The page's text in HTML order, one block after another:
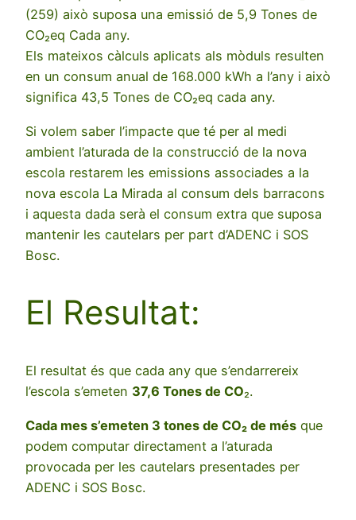
(259) això suposa una emissió de 5,9 Tones de
CO₂eq Cada any.
Els mateixos càlculs aplicats als mòduls resulten
en un consum anual de 168.000 kWh a l’any i això
significa 43,5 Tones de CO₂eq cada any.
Si volem saber l’impacte que té per al medi
ambient l’aturada de la construcció de la nova
escola restarem les emissions associades a la
nova escola La Mirada al consum dels barracons
i aquesta dada serà el consum extra que suposa
mantenir les cautelars per part d’ADENC i SOS
Bosc.
El Resultat:
El resultat és que cada any que s’endarrereix
l’escola s’emeten 37,6 Tones de CO₂.
Cada mes s’emeten 3 tones de CO₂ de més que
podem computar directament a l’aturada
provocada per les cautelars presentades per
ADENC i SOS Bosc.